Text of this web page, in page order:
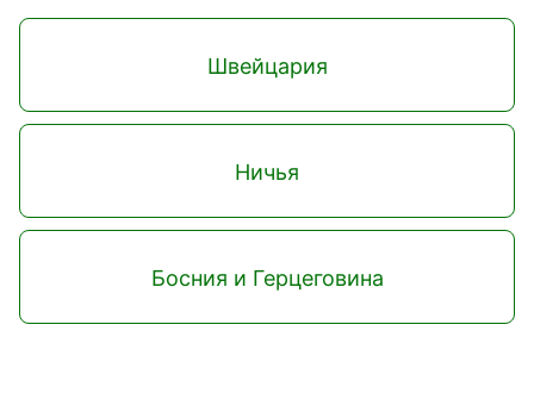
Швейцария
Ничья
Босния и Герцеговина